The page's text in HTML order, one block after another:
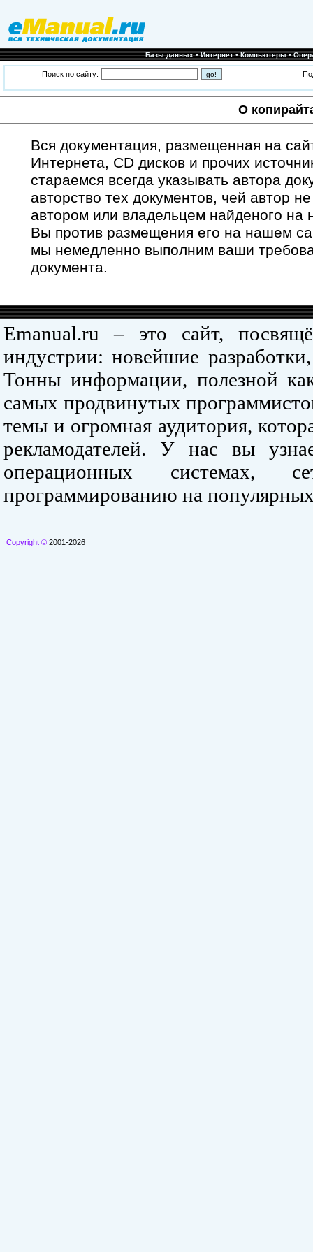
Базы данных•Интернет•Компьютеры•
Поиск по сайту:
О
Вся документация, размещенная на
Интернета, CD дисков и прочих
стараемся всегда указывать автора
авторство тех документов, чей автор
автором или владельцем найденого на
Вы против размещения его на нашем
мы немедленно выполним ваши
документа.
Emanual.ru – это сайт,
индустрии: новейшие
Тонны информации, полезной
самых продвинутых
темы и огромная аудитория,
рекламодателей. У нас вы
операционных системах,
программированию на
Copyright © 2001-2026